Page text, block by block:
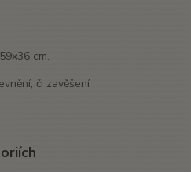
cm.
či zavěšení .